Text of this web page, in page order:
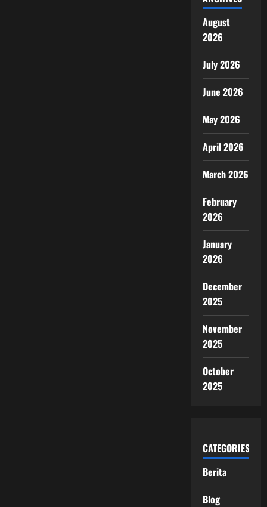
August
2026
July 2026
June 2026
May 2026
April 2026
March 2026
February
2026
January
2026
December
2025
November
2025
October
2025
CATEGORIES
Berita
Blog